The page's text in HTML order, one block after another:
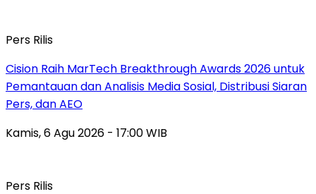
Pers Rilis
Cision Raih MarTech Breakthrough Awards 2026 untuk
Pemantauan dan Analisis Media Sosial, Distribusi Siaran
Pers, dan AEO
Kamis, 6 Agu 2026 - 17:00 WIB
Pers Rilis